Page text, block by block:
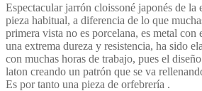
Espectacular jarrón cloissoné japonés de la
pieza habitual, a diferencia de lo que
primera vista no es porcelana, es metal con
una extrema dureza y resistencia, ha sido
con muchas horas de trabajo, pues el
laton creando un patrón que se va
Es por tanto una pieza de orfebrería .